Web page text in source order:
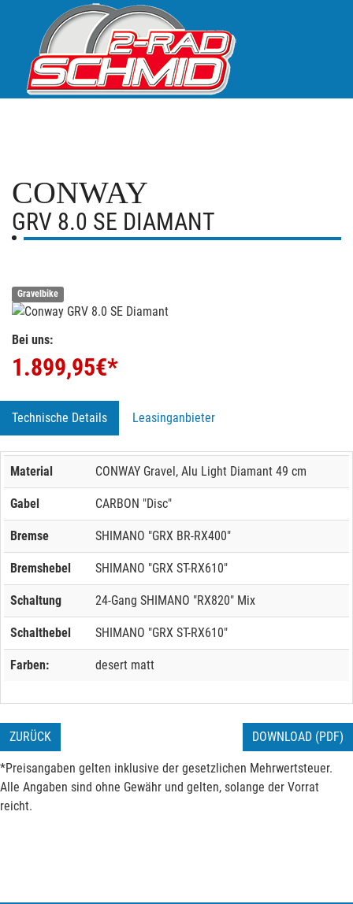
CONWAY
GRV 8.0 SE DIAMANT
Gravelbike
Bei uns:
1.899,95€*
Technische Details Leasinganbieter
Material CONWAY Gravel, Alu Light Diamant 49 cm
Gabel CARBON "Disc"
Bremse SHIMANO "GRX BR-RX400"
Bremshebel SHIMANO "GRX ST-RX610"
Schaltung 24-Gang SHIMANO "RX820" Mix
Schalthebel SHIMANO "GRX ST-RX610"
Farben: desert matt
ZURÜCK DOWNLOAD (PDF)
*Preisangaben gelten inklusive der gesetzlichen Mehrwertsteuer.
Alle Angaben sind ohne Gewähr und gelten, solange der Vorrat
reicht.